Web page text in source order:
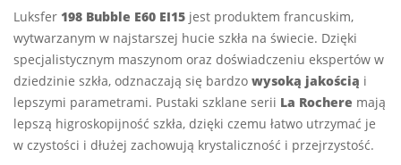
Luksfer 198 Bubble E60 EI15 jest produktem francuskim,
wytwarzanym w najstarszej hucie szkła na świecie. Dzięki
specjalistycznym maszynom oraz doświadczeniu ekspertów w
dziedzinie szkła, odznaczają się bardzo wysoką jakością i
lepszymi parametrami. Pustaki szklane serii La Rochere mają
lepszą higroskopijność szkła, dzięki czemu łatwo utrzymać je
w czystości i dłużej zachowują krystaliczność i przejrzystość.